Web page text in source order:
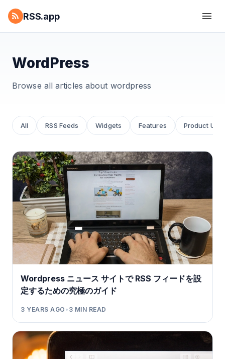
RSS.app
WordPress
Browse all articles about wordpress
All RSS Feeds Widgets Features Product
Wordpress ニュース サイトで RSS フィードを設
定するための究極のガイド
3 YEARS AGO • 3 MIN READ